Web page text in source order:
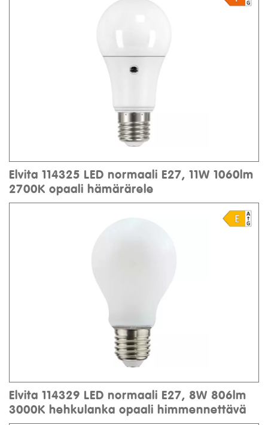
Elvita 114325 LED normaali E27, 11W 1060lm
2700K opaali hämärärele
Elvita 114329 LED normaali E27, 8W 806lm
3000K hehkulanka opaali himmennettävä